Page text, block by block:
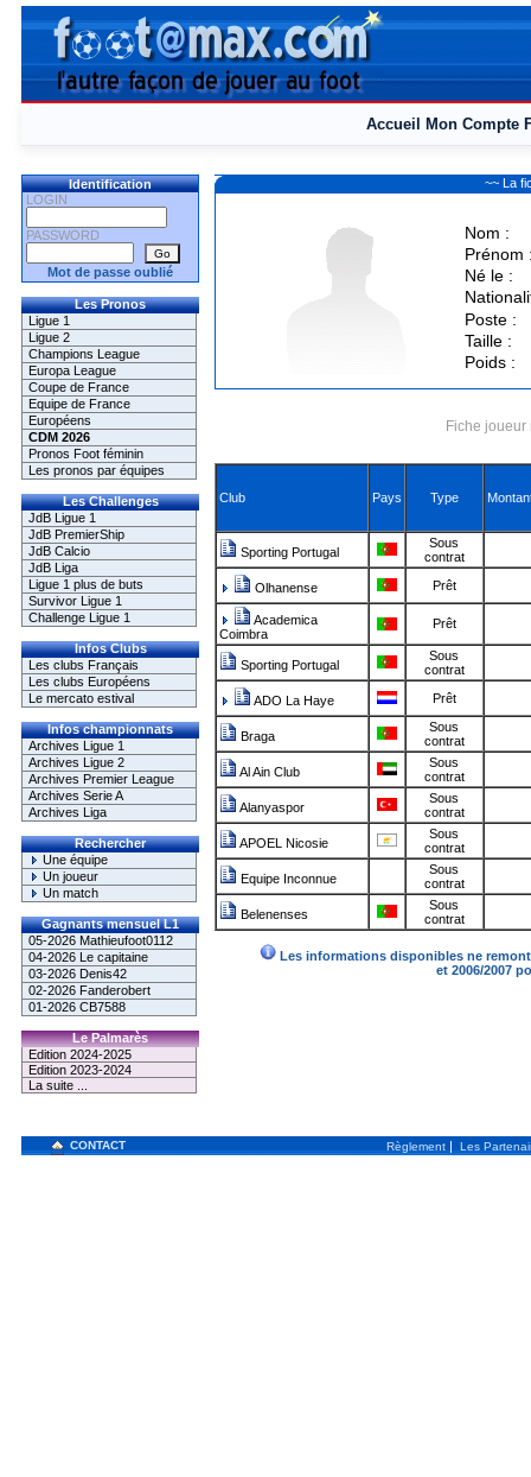
Accueil Mon Compte
Identification
LOGIN
PASSWORD
Mot de passe oublié
Les Pronos
Ligue 1
Ligue 2
Champions League
Europa League
Coupe de France
Equipe de France
Européens
CDM 2026
Pronos Foot féminin
Les pronos par équipes
Les Challenges
JdB Ligue 1
JdB PremierShip
JdB Calcio
JdB Liga
Ligue 1 plus de buts
Survivor Ligue 1
Challenge Ligue 1
Infos Clubs
Les clubs Français
Les clubs Européens
Le mercato estival
Infos championnats
Archives Ligue 1
Archives Ligue 2
Archives Premier League
Archives Serie A
Archives Liga
Rechercher
Une équipe
Un joueur
Un match
Gagnants mensuel L1
05-2026 Mathieufoot0112
04-2026 Le capitaine
03-2026 Denis42
02-2026 Fanderobert
01-2026 CB7588
Le Palmarès
Edition 2024-2025
Edition 2023-2024
La suite ...
~~ La
Nom :
Prénom
Né le :
Poste :
Taille :
Poids :
Fiche
Club Pays Type
Sporting Portugal
Sous
contrat
Olhanense Prêt
Academica
Coimbra
Prêt
Sporting Portugal
Sous
contrat
ADO La Haye Prêt
Braga
Sous
contrat
Al Ain Club
Sous
contrat
Alanyaspor
Sous
contrat
APOEL Nicosie
Sous
contrat
Equipe Inconnue
Sous
contrat
Belenenses
Sous
contrat
Les informations disponibles ne
et 2006/2007
CONTACT Règlement | Les